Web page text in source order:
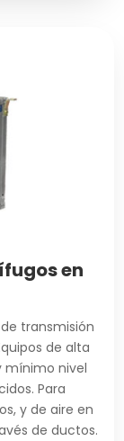
en
transmisión
de alta
mínimo nivel
Para
y de aire en
de ductos.